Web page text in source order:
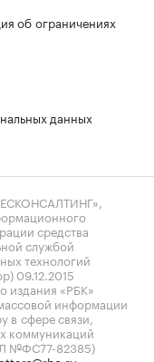
об ограничениях
данных
средства
службой
технологий
09.12.2015
издания «РБК»
информации
в сфере связи,
коммуникаций
№ФС77-82385)